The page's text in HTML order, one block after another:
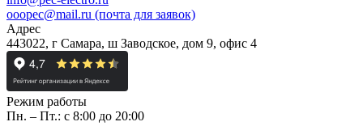
ooopec@mail.ru (почта для заявок)
Адрес
443022, г Самара, ш Заводское, дом 9, офис 4
Режим работы
Пн. – Пт.: с 8:00 до 20:00